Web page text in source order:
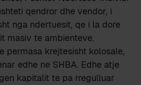
qendror dhe vendor, i
nga ndertuesit, qe i la dore
masiv te ambienteve.
permasa krejtesisht kolosale,
edhe ne SHBA. Edhe atje
kapitalit te pa rregulluar